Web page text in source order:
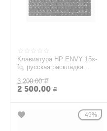
Клавиатура HP ENVY 15s-
fq, русская раскладка
3 200.00 Р
2 500.00 Р
49%